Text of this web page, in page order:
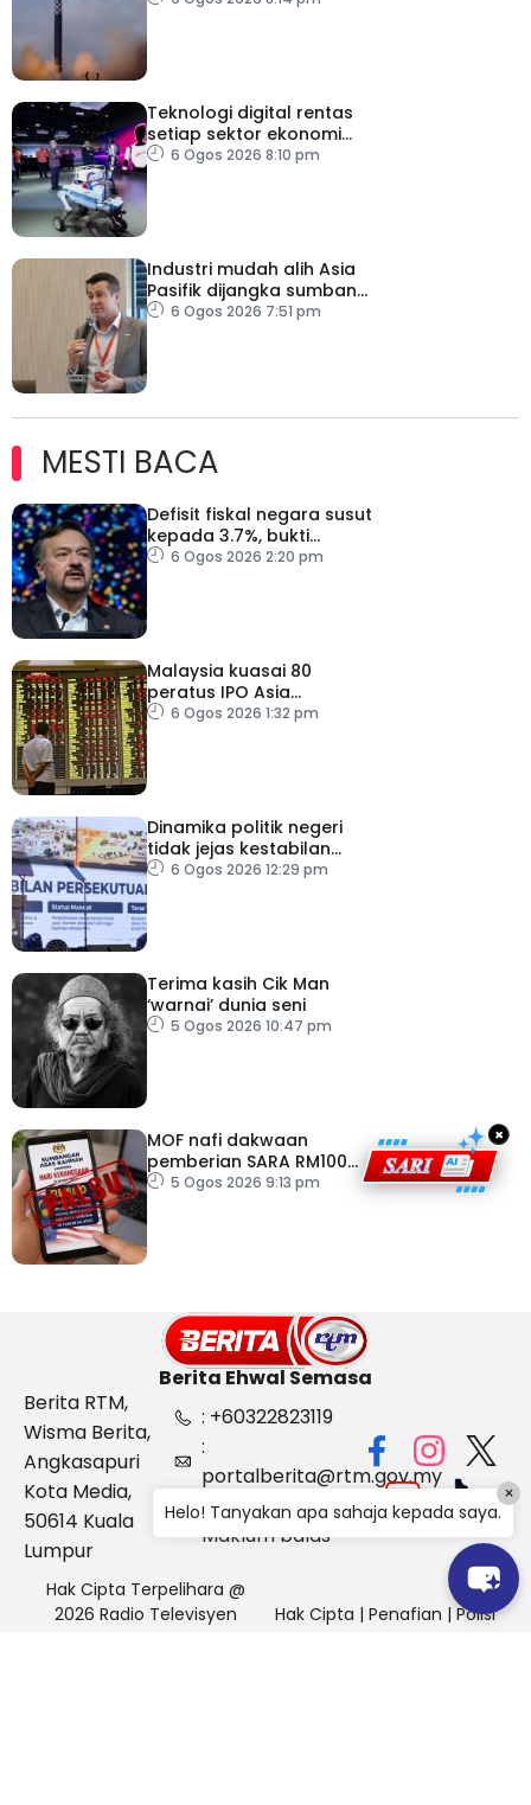
Teknologi digital rentas
setiap sektor ekonomi
diperkasa seiring
6 Ogos 2026 8:10 pm
Industri mudah alih Asia
Pasifik dijangka sumbang
AS$1.4 trilion menjelang
6 Ogos 2026 7:51 pm
MESTI BACA
Defisit fiskal negara susut
kepada 3.7%, bukti
keyakinan pelabur masih
6 Ogos 2026 2:20 pm
Malaysia kuasai 80
peratus IPO Asia
Tenggara, kumpul AS$1.4
6 Ogos 2026 1:32 pm
Dinamika politik negeri
tidak jejas kestabilan
Kerajaan Perpaduan
6 Ogos 2026 12:29 pm
Terima kasih Cik Man
‘warnai’ dunia seni
5 Ogos 2026 10:47 pm
MOF nafi dakwaan
pemberian SARA RM100
sempena Hari
5 Ogos 2026 9:13 pm
×
Berita Ehwal Semasa
Berita RTM,
Wisma Berita,
Angkasapuri
Kota Media,
50614 Kuala
Lumpur
: +60322823119
:
portalberita@rtm.gov.my
: Aduan &
Maklum balas
Hak Cipta Terpelihara @
2026 Radio Televisyen
Hak Cipta | Penafian | Polisi
Helo! Tanyakan apa sahaja kepada saya.
×